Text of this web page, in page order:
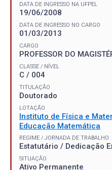
DATA DE INGRESSO NA UFPEL
19/06/2008
DATA DE INGRESSO NO CARGO
01/03/2013
CARGO
PROFESSOR DO
CLASSE / NÍVEL
C / 004
TITULAÇÃO
Doutorado
LOTAÇÃO
Instituto de Física e
Educação Matemática
REGIME / JORNADA DE TRABALHO
Estatutário / Dedicação
SITUAÇÃO
Ativo Permanente